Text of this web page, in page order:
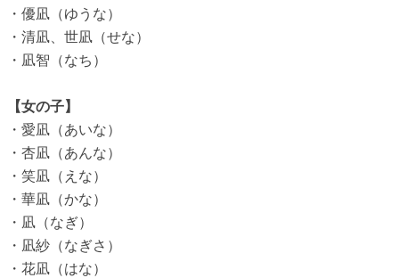
・優凪（ゆうな）
・清凪、世凪（せな）
・凪智（なち）
【女の子】
・愛凪（あいな）
・杏凪（あんな）
・笑凪（えな）
・華凪（かな）
・凪（なぎ）
・凪紗（なぎさ）
・花凪（はな）